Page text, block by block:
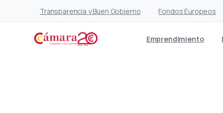
Transparencia y Buen Gobierno Fondos Europeos
Emprendimiento